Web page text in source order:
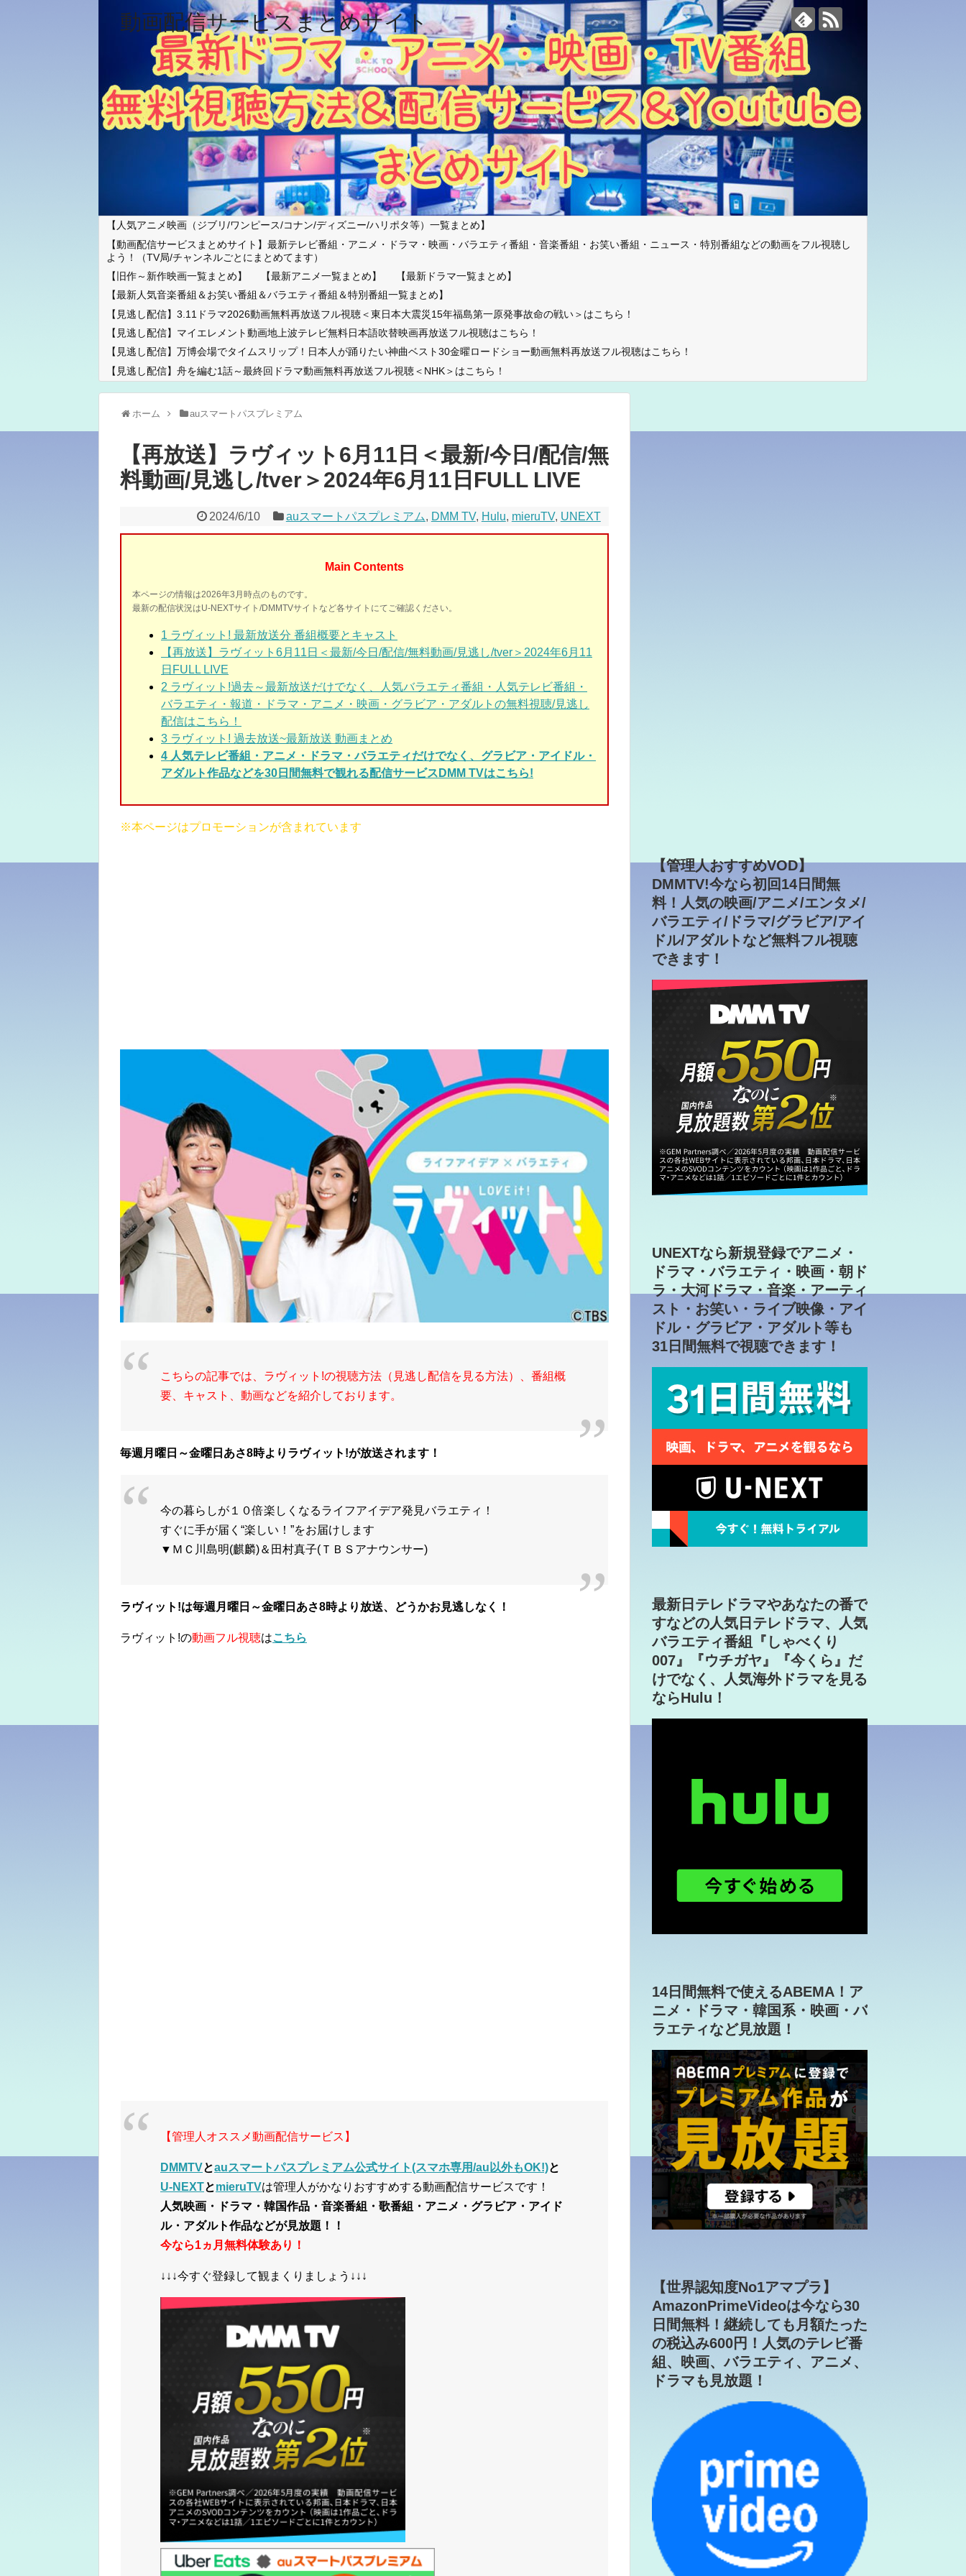
動画配信サービスまとめサイト
【人気アニメ映画（ジブリ/ワンピース/コナン/ディズニー/ハリポタ等）一覧まとめ】
【動画配信サービスまとめサイト】最新テレビ番組・アニメ・ドラマ・映画・バラエティ番組・音楽番組・お笑い番組・ニュース・特別番組などの動画をフル視聴し
よう！（TV局/チャンネルごとにまとめてます）
【旧作～新作映画一覧まとめ】
【最新アニメ一覧まとめ】
【最新ドラマ一覧まとめ】
【最新人気音楽番組＆お笑い番組＆バラエティ番組＆特別番組一覧まとめ】
【見逃し配信】3.11ドラマ2026動画無料再放送フル視聴＜東日本大震災15年福島第一原発事故命の戦い＞はこちら！
【見逃し配信】マイエレメント動画地上波テレビ無料日本語吹替映画再放送フル視聴はこちら！
【見逃し配信】万博会場でタイムスリップ！日本人が踊りたい神曲ベスト30金曜ロードショー動画無料再放送フル視聴はこちら！
【見逃し配信】舟を編む1話～最終回ドラマ動画無料再放送フル視聴＜NHK＞はこちら！
ホーム auスマートパスプレミアム
【再放送】ラヴィット6月11日＜最新/今日/配信/無
料動画/見逃し/tver＞2024年6月11日FULL LIVE
2024/6/10 auスマートパスプレミアム, DMM TV, Hulu, mieruTV, UNEXT
Main Contents
本ページの情報は2026年3月時点のものです。
最新の配信状況はU-NEXTサイト/DMMTVサイトなど各サイトにてご確認ください。
1 ラヴィット! 最新放送分 番組概要とキャスト
【再放送】ラヴィット6月11日＜最新/今日/配信/無料動画/見逃し/tver＞2024年6月11
日FULL LIVE
2 ラヴィット!過去～最新放送だけでなく、人気バラエティ番組・人気テレビ番組・
バラエティ・報道・ドラマ・アニメ・映画・グラビア・アダルトの無料視聴/見逃し
配信はこちら！
3 ラヴィット! 過去放送~最新放送 動画まとめ
4 人気テレビ番組・アニメ・ドラマ・バラエティだけでなく、グラビア・アイドル・
アダルト作品などを30日間無料で観れる配信サービスDMM TVはこちら!
※本ページはプロモーションが含まれています
こちらの記事では、ラヴィット!の視聴方法（見逃し配信を見る方法）、番組概
要、キャスト、動画などを紹介しております。
毎週月曜日～金曜日あさ8時よりラヴィット!が放送されます！
今の暮らしが１０倍楽しくなるライフアイデア発見バラエティ！
すぐに手が届く“楽しい！”をお届けします
▼ＭＣ川島明(麒麟)＆田村真子(ＴＢＳアナウンサー)
ラヴィット!は毎週月曜日～金曜日あさ8時より放送、どうかお見逃しなく！
ラヴィット!の動画フル視聴はこちら
【管理人オススメ動画配信サービス】
DMMTVとauスマートパスプレミアム公式サイト(スマホ専用/au以外もOK!)と
U-NEXTとmieruTVは管理人がかなりおすすめする動画配信サービスです！
人気映画・ドラマ・韓国作品・音楽番組・歌番組・アニメ・グラビア・アイド
ル・アダルト作品などが見放題！！
今なら1ヵ月無料体験あり！
↓↓↓今すぐ登録して観まくりましょう↓↓↓
【管理人おすすめVOD】
DMMTV!今なら初回14日間無
料！人気の映画/アニメ/エンタメ/
バラエティ/ドラマ/グラビア/アイ
ドル/アダルトなど無料フル視聴
できます！
UNEXTなら新規登録でアニメ・
ドラマ・バラエティ・映画・朝ド
ラ・大河ドラマ・音楽・アーティ
スト・お笑い・ライブ映像・アイ
ドル・グラビア・アダルト等も
31日間無料で視聴できます！
最新日テレドラマやあなたの番で
すなどの人気日テレドラマ、人気
バラエティ番組『しゃべくり
007』『ウチガヤ』『今くら』だ
けでなく、人気海外ドラマを見る
ならHulu！
14日間無料で使えるABEMA！ア
ニメ・ドラマ・韓国系・映画・バ
ラエティなど見放題！
【世界認知度No1アマプラ】
AmazonPrimeVideoは今なら30
日間無料！継続しても月額たった
の税込み600円！人気のテレビ番
組、映画、バラエティ、アニメ、
ドラマも見放題！